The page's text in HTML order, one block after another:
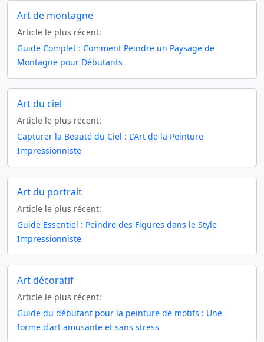
Art de montagne
Article le plus récent:
Guide Complet : Comment Peindre un Paysage de
Montagne pour Débutants
Art du ciel
Article le plus récent:
Capturer la Beauté du Ciel : L'Art de la Peinture
Impressionniste
Art du portrait
Article le plus récent:
Guide Essentiel : Peindre des Figures dans le Style
Impressionniste
Art décoratif
Article le plus récent:
Guide du débutant pour la peinture de motifs : Une
forme d'art amusante et sans stress